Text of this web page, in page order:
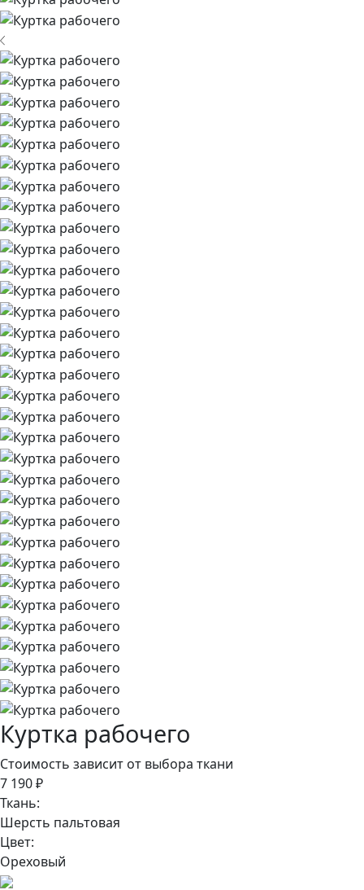
Куртка рабочего
Стоимость зависит от выбора ткани
7 190 ₽
Ткань:
Шерсть пальтовая
Цвет:
Ореховый